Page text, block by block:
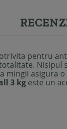
pentru
asigura
3 kg este un